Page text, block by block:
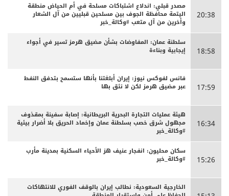
20:38
مصدر قبلي: اندلاع اشتباكات مسلحة في أم الحياض منطقة
اليتمة محافظة الجوف بين مسلحين قبليين من آل الشعار
وأخرين من آل متعب #وكالة_خبر
18:58
سلطنة عمان: المفاوضات بشأن مضيق هرمز تسير في أجواء
إيجابية وبناءة
17:59
فانس لفوكس نيوز: إيران أبلغتنا بأنها ستسمح بتدفق النفط
عبر مضيق هرمز لكن لا نثق بها
16:34
هيئة عمليات التجارة البحرية البريطانية: إصابة سفينة بمقذوف
مجهول شرق خصب بسلطنة عمان وإخماد الحريق بلا أضرار بيئية
#وكالة_خبر
15:26
سكان محليون: انفجار عنيف هز الأحياء السكنية بمدينة مأرب
#وكالة_خبر
الخارجية السعودية: نطالب إيران بالوقف الفوري للانتهاكات